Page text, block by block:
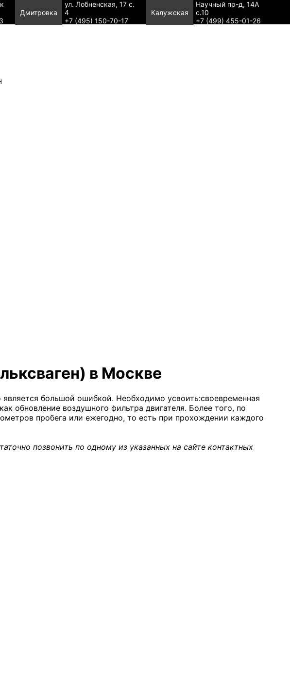
Дмитровка
ул. Лобненская, 17 с.
4
+7 (495) 150-70-17
Калужская
Научный пр-д, 14А
с.10
+7 (499) 455-01-26
в Москве
большой ошибкой. Необходимо усвоить:своевременная
обновление воздушного фильтра двигателя. Более того, по
пробега или ежегодно, то есть при прохождении каждого
позвонить по одному из указанных на сайте контактных